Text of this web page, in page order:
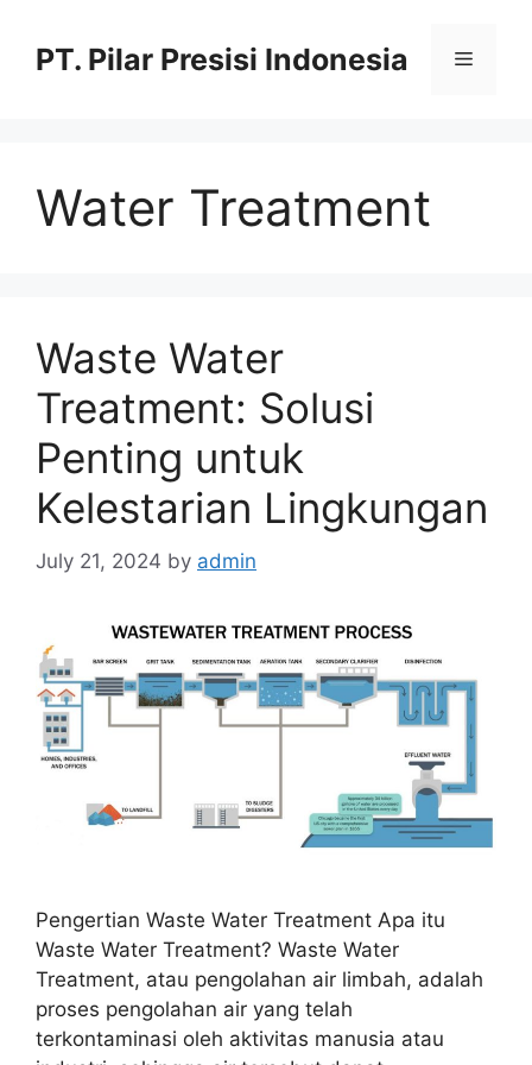
PT. Pilar Presisi Indonesia
Water Treatment
Waste Water
Treatment: Solusi
Penting untuk
Kelestarian Lingkungan
July 21, 2024 by admin
Pengertian Waste Water Treatment Apa itu
Waste Water Treatment? Waste Water
Treatment, atau pengolahan air limbah, adalah
proses pengolahan air yang telah
terkontaminasi oleh aktivitas manusia atau